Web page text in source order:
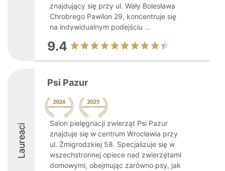
znajdujący się przy ul. Wały Bolesława
Chrobrego Pawilon 29, koncentruje się
na indywidualnym podejściu ...
9.4
Laureaci
Psi Pazur
Salon pielęgnacji zwierząt Psi Pazur
znajduje się w centrum Wrocławia przy
ul. Żmigrodzkiej 58. Specjalizuje się w
wszechstronnej opiece nad zwierzętami
domowymi, obejmując zarówno psy, jak